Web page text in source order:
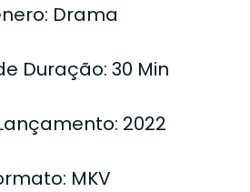
Drama
Duração: 30 Min
2022
MKV